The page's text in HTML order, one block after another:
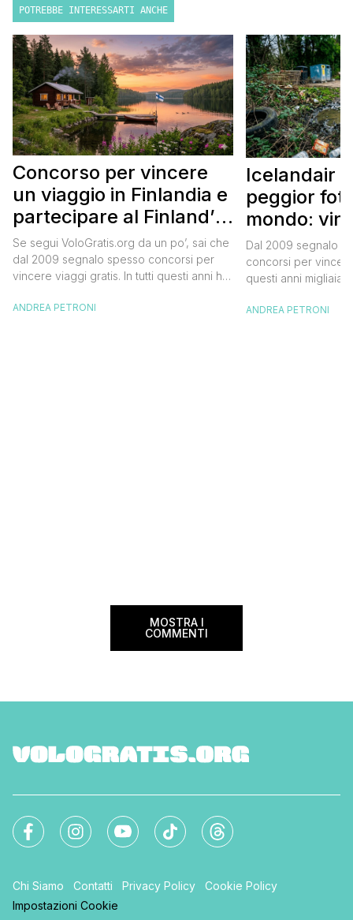
POTREBBE INTERESSARTI ANCHE
Concorso per vincere
un viaggio in Finlandia e
partecipare al Finland’s
Official Tasting
Se segui VoloGratis.org da un po’, sai che
dal 2009 segnalo spesso concorsi per
vincere viaggi gratis. In tutti questi anni ho
destinazioni incredibili grazie a queste
ANDREA PETRONI
Icelandair
peggior
mondo:
in Islanda
dollari
Dal 2009 segnalo
concorsi per
questi anni migliaia
segnalazioni
ANDREA PETRONI
MOSTRA I
COMMENTI
Chi Siamo Contatti Privacy Policy
Cookie Policy
Impostazioni Cookie